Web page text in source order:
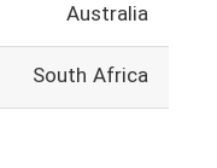
Australia
South Africa